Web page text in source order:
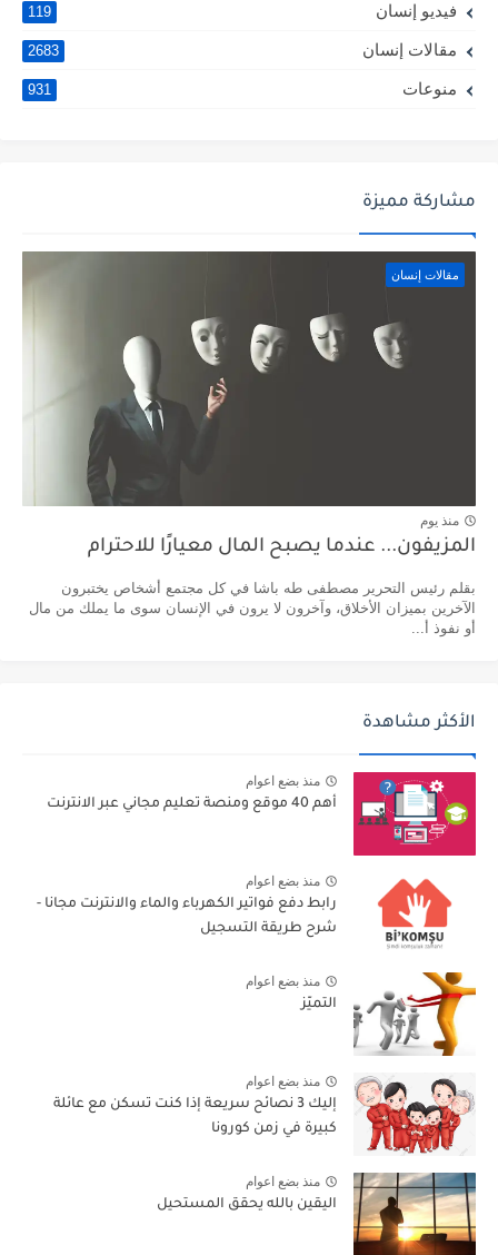
فيديو إنسان 119
مقالات إنسان 2683
منوعات 931
مشاركة مميزة
مقالات إنسان
منذ يوم
المزيفون... عندما يصبح المال معيارًا للاحترام
بقلم رئيس التحرير مصطفى طه باشا في كل مجتمع أشخاص يختبرون
الآخرين بميزان الأخلاق، وآخرون لا يرون في الإنسان سوى ما يملك من مال
أو نفوذ أ...
الأكثر مشاهدة
منذ بضع اعوام
أهم 40 موقع ومنصة تعليم مجاني عبر الانترنت
منذ بضع اعوام
رابط دفع فواتير الكهرباء والماء والانترنت مجانا -
شرح طريقة التسجيل
منذ بضع اعوام
التميّز
منذ بضع اعوام
إليك 3 نصائح سريعة إذا كنت تسكن مع عائلة
كبيرة في زمن كورونا
منذ بضع اعوام
اليقين بالله يحقق المستحيل